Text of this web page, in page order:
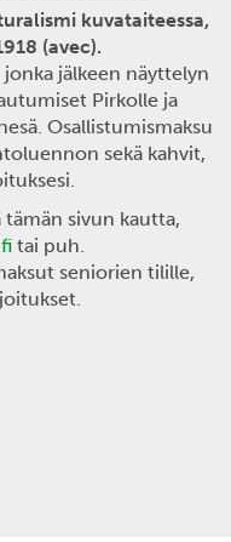
kuvataiteessa,
(avec).
jälkeen näyttelyn
Pirkolle ja
Osallistumismaksu
sekä kahvit,
sivun kautta,
tai puh.
seniorien tilille,